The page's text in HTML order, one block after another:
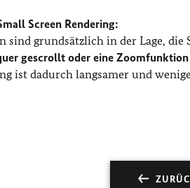
Screen Rendering:
sind grundsätzlich in der Lage, die
gescrollt oder eine
ist dadurch langsamer und